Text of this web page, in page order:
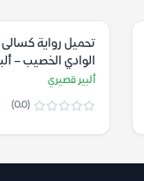
تحميل رواية
الوادي الخصيب –
قصيري
ألبير قصيري
(0.0)